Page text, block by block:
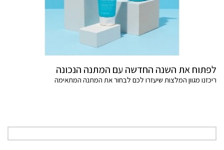
לפתוח את השנה החדשה עם המתנה הנכונה
ריכזנו מגוון המלצות שיעזרו לכם לבחור את המתנה המתאימה